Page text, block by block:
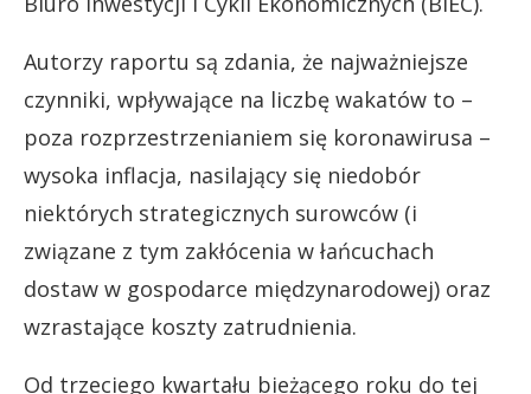
Autorzy raportu są zdania, że najważniejsze
czynniki, wpływające na liczbę wakatów to –
poza rozprzestrzenianiem się koronawirusa –
wysoka inflacja, nasilający się niedobór
niektórych strategicznych surowców (i
związane z tym zakłócenia w łańcuchach
dostaw w gospodarce międzynarodowej) oraz
wzrastające koszty zatrudnienia.
Od trzeciego kwartału bieżącego roku do tej